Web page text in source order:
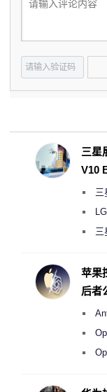
三星
V10
三
月销
偷偷三
度
苹果
后者
《人
2000